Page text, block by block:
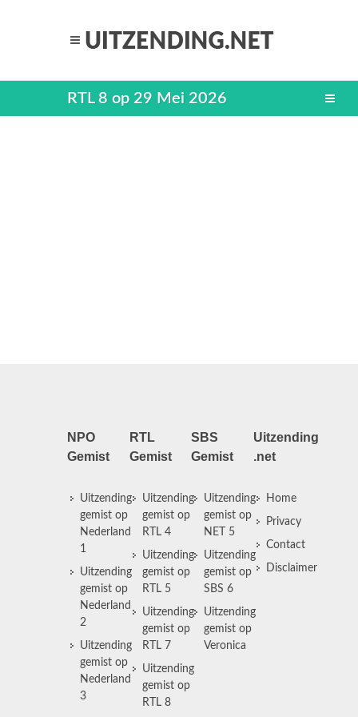
RTL 8 op 29 Mei 2026
NPO
Gemist
Uitzending
gemist op
Nederland
1
Uitzending
gemist op
Nederland
2
Uitzending
gemist op
Nederland
3
RTL
Gemist
Uitzending
gemist op
RTL 4
Uitzending
gemist op
RTL 5
Uitzending
gemist op
RTL 7
Uitzending
gemist op
RTL 8
SBS
Gemist
Uitzending
gemist op
NET 5
Uitzending
gemist op
SBS 6
Uitzending
gemist op
Veronica
Uitzending
.net
Home
Privacy
Contact
Disclaimer